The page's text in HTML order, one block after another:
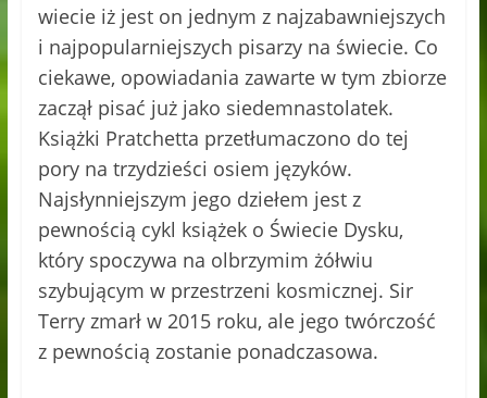
wiecie iż jest on jednym z najzabawniejszych
i najpopularniejszych pisarzy na świecie. Co
ciekawe, opowiadania zawarte w tym zbiorze
zaczął pisać już jako siedemnastolatek.
Książki Pratchetta przetłumaczono do tej
pory na trzydzieści osiem języków.
Najsłynniejszym jego dziełem jest z
pewnością cykl książek o Świecie Dysku,
który spoczywa na olbrzymim żółwiu
szybującym w przestrzeni kosmicznej. Sir
Terry zmarł w 2015 roku, ale jego twórczość
z pewnością zostanie ponadczasowa.